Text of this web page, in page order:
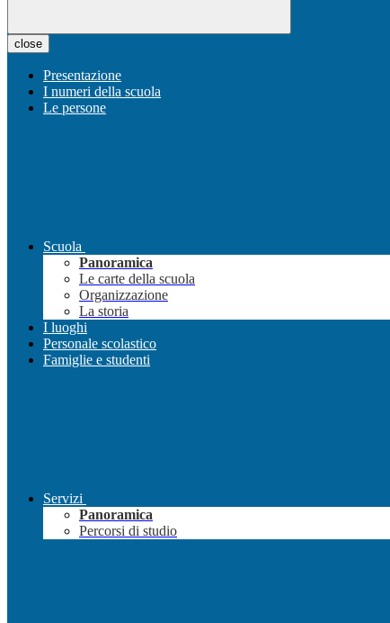
close
Presentazione
I numeri della scuola
Le persone
Scuola
Panoramica
Le carte della scuola
Organizzazione
La storia
I luoghi
Personale scolastico
Famiglie e studenti
Servizi
Panoramica
Percorsi di studio